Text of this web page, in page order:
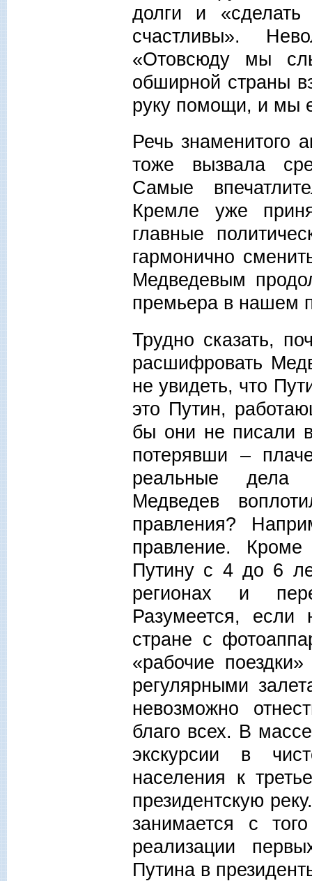
долги и
счастливы».
«Отовсюду мы
обширной страны
руку помощи, и мы
Речь знаменитого
тоже вызвала
Самые
Кремле уже
главные
гармонично
Медведевым
премьера в нашем
Трудно сказать,
расшифровать
не увидеть, что
это Путин,
бы они не писали
потерявши –
реальные дела
Медведев
правления?
правление. Кроме
Путину с 4 до 6
регионах и
Разумеется, если
стране с
«рабочие
регулярными
невозможно
благо всех. В
экскурсии в
населения к
президентскую
занимается с
реализации
Путина в